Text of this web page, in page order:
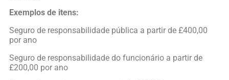
Exemplos de itens:
Seguro de responsabilidade pública a partir de £400,00
por ano
Seguro de responsabilidade do funcionário a partir de
£200,00 por ano